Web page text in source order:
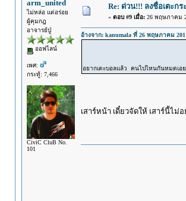
arm_united
ไม่หล่อ แต่อร่อย
ผู้คุมกฎ
อาจารย์ปู่
ออฟไลน์
เพศ:
กระทู้: 7,466
CiviC CluB No.
101
Re: ด่วน!!! ลงชื่อเตะก
« ตอบ #9 เมื่อ:26 พฤษภาคม
อ้างจาก: kanumala ที่ 26 พฤษภาคม
อยากเตะบอลแล้ว คนไปไหนกันหมดเอย
เสาร์หน้า เดี๋ยวจัดให้ เสาร์นี้ไม่อ